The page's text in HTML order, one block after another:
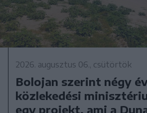
2026. augusztus 06., csütörtök
Bolojan szerint négy
közlekedési
egy projekt, ami a